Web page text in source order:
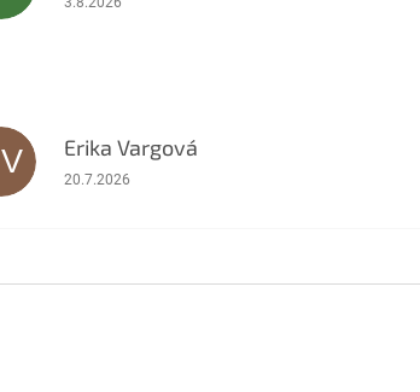
Erika Vargová
Hodnotenie obchodu je 5 z 5 hviezdičiek.
20.7.2026